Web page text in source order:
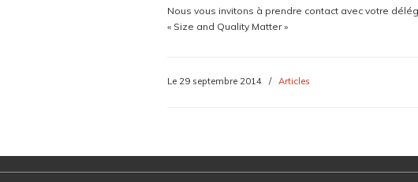
Nous vous invitons à prendre contact avec votre
« Size and Quality Matter »
Le 29 septembre 2014 / Articles